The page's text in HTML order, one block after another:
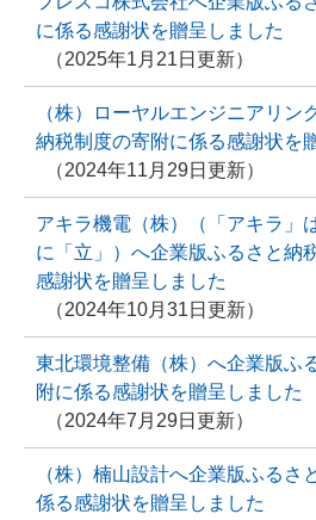
に係る感謝状を贈呈しました
2025年1月21日更新
（株）ローヤルエンジニアリン
納税制度の寄附に係る感謝状を
2024年11月29日更新
アキラ機電（株）（「アキラ」
に「立」）へ企業版ふるさと納
感謝状を贈呈しました
2024年10月31日更新
東北環境整備（株）へ企業版ふ
附に係る感謝状を贈呈しました
2024年7月29日更新
（株）楠山設計へ企業版ふるさ
係る感謝状を贈呈しました